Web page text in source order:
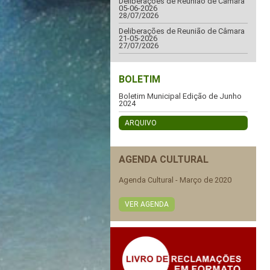
05-06-2026
28/07/2026
Deliberações de Reunião de Câmara
21-05-2026
27/07/2026
BOLETIM
Boletim Municipal Edição de Junho
2024
ARQUIVO
AGENDA CULTURAL
Agenda Cultural - Março de 2020
VER AGENDA